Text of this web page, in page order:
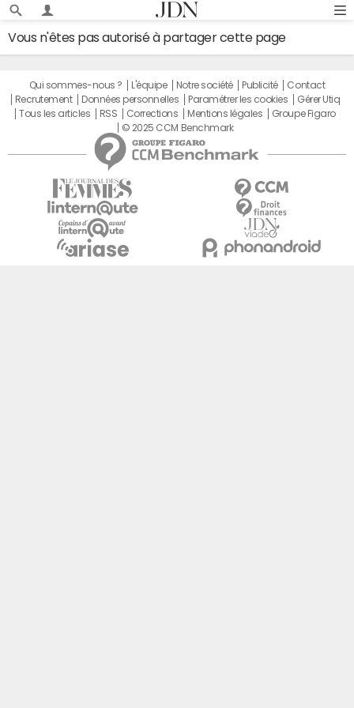
Vous n'êtes pas autorisé à partager cette page
Qui sommes-nous ? L'équipe Notre société Publicité
Contact
Recrutement
Données personnelles Paramétrer les cookies
Gérer Utiq
Tous les articles
RSS Corrections Mentions légales
Groupe Figaro
© 2025 CCM Benchmark